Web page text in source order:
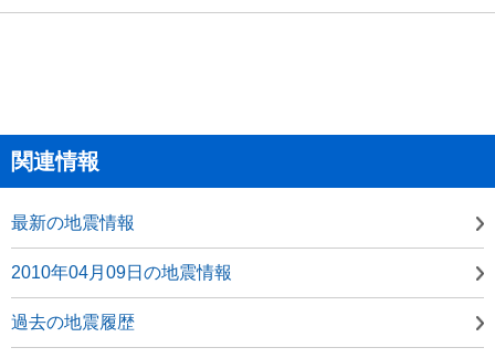
関連情報
最新の地震情報
2010年04月09日の地震情報
過去の地震履歴